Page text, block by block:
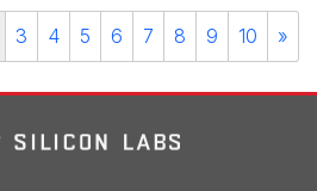
3 4 5 6 7 8 9 10 »